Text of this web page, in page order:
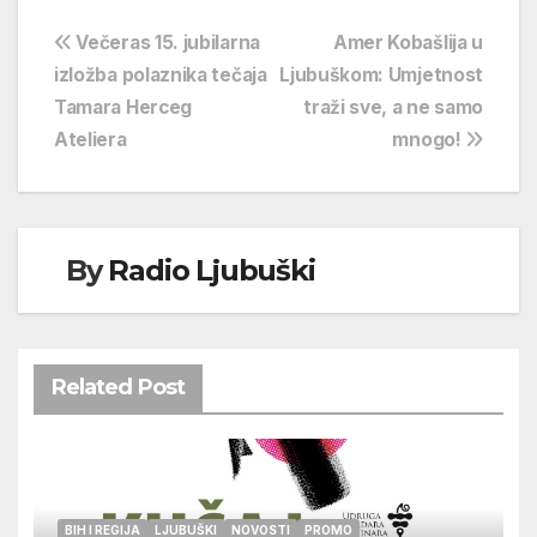
Navigacija
objava
Amer Kobašlija u
Ljubuškom: Umjetnost
traži sve, a ne samo
mnogo!
Večeras 15. jubilarna
izložba polaznika tečaja
Tamara Herceg
Ateliera
ByRadio Ljubuški
Related Post
BIH I REGIJA LJUBUŠKI NOVOSTI PROMO